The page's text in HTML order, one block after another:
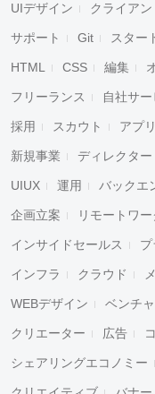
UIデザイン クライアン
サポート Git スター
HTML CSS 編集
フリーランス 自社サー
採用 スカウト アプリ
新規事業 ディレクター
UIUX 運用 バックエ
企画立案 リモートワー
インサイドセールス
インフラ クラウド
WEBデザイン ベンチ
クリエーター 広告
シェアリングエコノミー